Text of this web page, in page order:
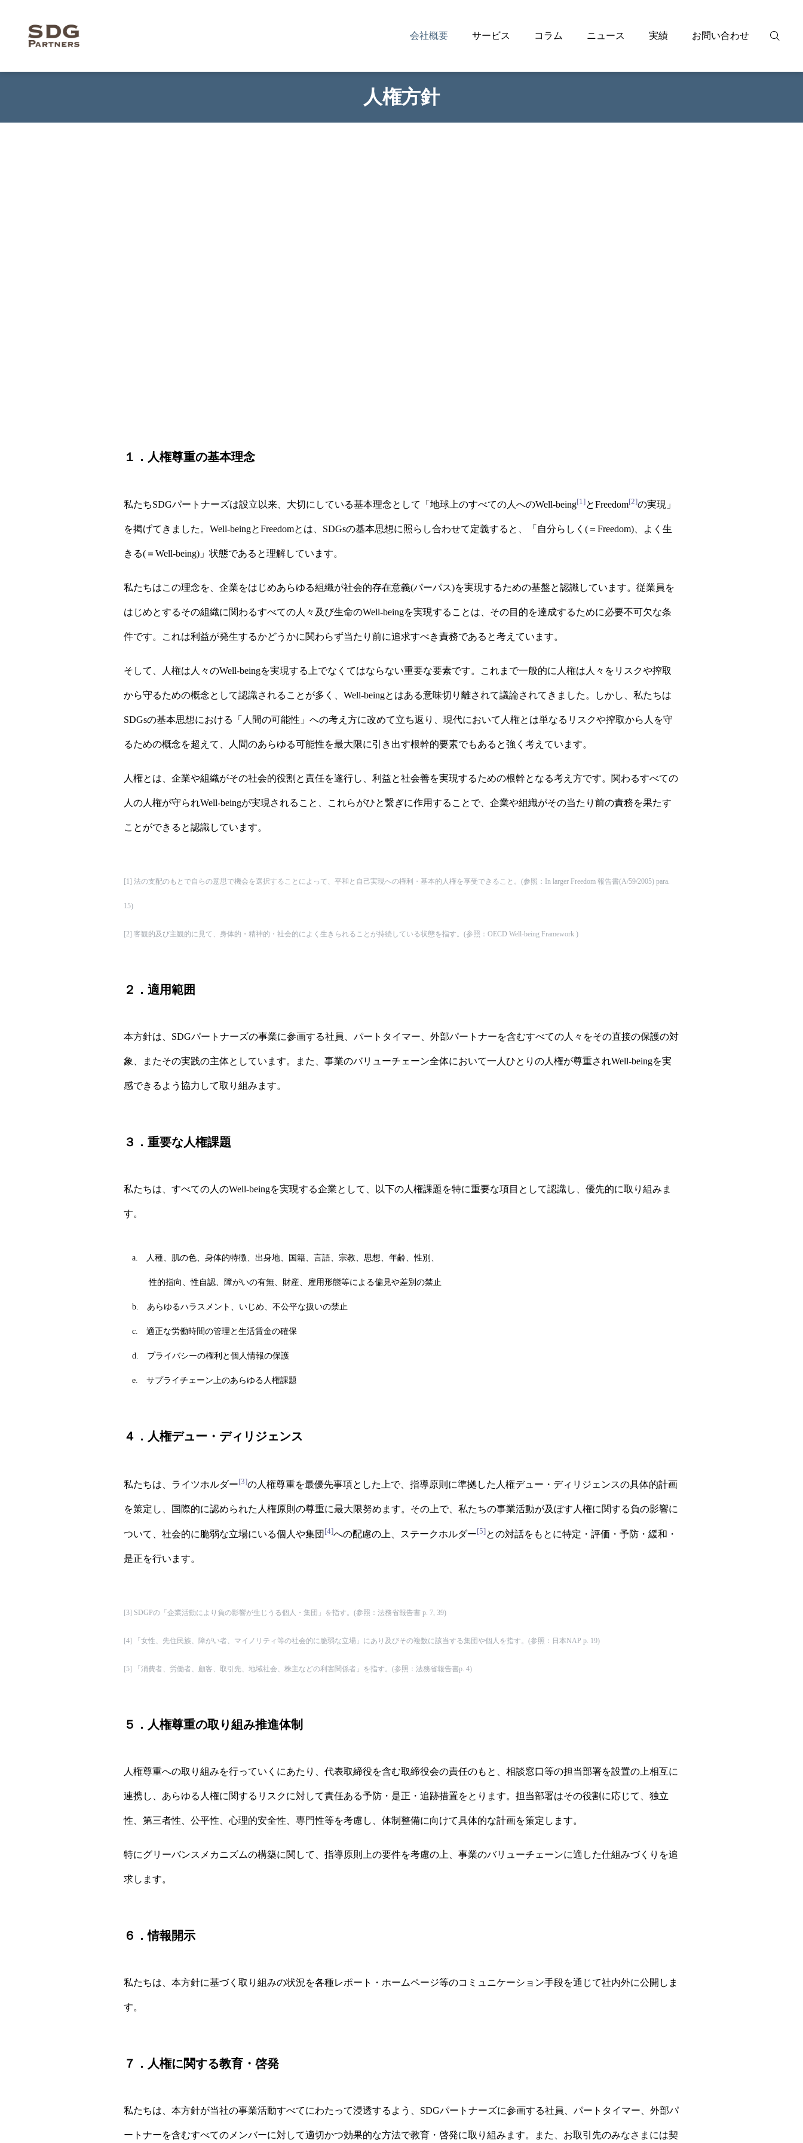
会社概要 サービス コラム ニュース 実績 お問い合わせ
人権方針
１．人権尊重の基本理念
私たちSDGパートナーズは設立以来、大切にしている基本理念として「地球上のすべての人へのWell-being[1]とFreedom[2]の実現」
を掲げてきました。Well-beingとFreedomとは、SDGsの基本思想に照らし合わせて定義すると、「自分らしく(＝Freedom)、よく生
きる(＝Well-being)」状態であると理解しています。
私たちはこの理念を、企業をはじめあらゆる組織が社会的存在意義(パーパス)を実現するための基盤と認識しています。従業員を
はじめとするその組織に関わるすべての人々及び生命のWell-beingを実現することは、その目的を達成するために必要不可欠な条
件です。これは利益が発生するかどうかに関わらず当たり前に追求すべき責務であると考えています。
そして、人権は人々のWell-beingを実現する上でなくてはならない重要な要素です。これまで一般的に人権は人々をリスクや搾取
から守るための概念として認識されることが多く、Well-beingとはある意味切り離されて議論されてきました。しかし、私たちは
SDGsの基本思想における「人間の可能性」への考え方に改めて立ち返り、現代において人権とは単なるリスクや搾取から人を守
るための概念を超えて、人間のあらゆる可能性を最大限に引き出す根幹的要素でもあると強く考えています。
人権とは、企業や組織がその社会的役割と責任を遂行し、利益と社会善を実現するための根幹となる考え方です。関わるすべての
人の人権が守られWell-beingが実現されること、これらがひと繋ぎに作用することで、企業や組織がその当たり前の責務を果たす
ことができると認識しています。
[1] 法の支配のもとで自らの意思で機会を選択することによって、平和と自己実現への権利・基本的人権を享受できること。(参照：In larger Freedom 報告書(A/59/2005) para.
15)
[2] 客観的及び主観的に見て、身体的・精神的・社会的によく生きられることが持続している状態を指す。(参照： OECD Well-being Framework )
２．適用範囲
本方針は、SDGパートナーズの事業に参画する社員、パートタイマー、外部パートナーを含むすべての人々をその直接の保護の対
象、またその実践の主体としています。また、事業のバリューチェーン全体において一人ひとりの人権が尊重されWell-beingを実
感できるよう協力して取り組みます。
３．重要な人権課題
私たちは、すべての人のWell-beingを実現する企業として、以下の人権課題を特に重要な項目として認識し、優先的に取り組みま
す。
a. 人種、肌の色、身体的特徴、出身地、国籍、言語、宗教、思想、年齢、性別、
性的指向、性自認、障がいの有無、財産、雇用形態等による偏見や差別の禁止
b. あらゆるハラスメント、いじめ、不公平な扱いの禁止
c. 適正な労働時間の管理と生活賃金の確保
d. プライバシーの権利と個人情報の保護
e. サプライチェーン上のあらゆる人権課題
４．人権デュー・ディリジェンス
私たちは、ライツホルダー[3]の人権尊重を最優先事項とした上で、指導原則に準拠した人権デュー・ディリジェンスの具体的計画
を策定し、国際的に認められた人権原則の尊重に最大限努めます。その上で、私たちの事業活動が及ぼす人権に関する負の影響に
ついて、社会的に脆弱な立場にいる個人や集団 [4]への配慮の上、ステークホルダー[5]との対話をもとに特定・評価・予防・緩和・
是正を行います。
[3] SDGPの「企業活動により負の影響が生じうる個人・集団」を指す。(参照： 法務省報告書 p. 7, 39)
[4] 「女性、先住民族、障がい者、マイノリティ等の社会的に脆弱な立場」にあり及びその複数に該当する集団や個人を指す。(参照： 日本NAP p. 19)
[5] 「消費者、労働者、顧客、取引先、地域社会、株主などの利害関係者」を指す。(参照： 法務省報告書p. 4)
５．人権尊重の取り組み推進体制
人権尊重への取り組みを行っていくにあたり、代表取締役を含む取締役会の責任のもと、相談窓口等の担当部署を設置の上相互に
連携し、あらゆる人権に関するリスクに対して責任ある予防・是正・追跡措置をとります。担当部署はその役割に応じて、独立
性、第三者性、公平性、心理的安全性、専門性等を考慮し、体制整備に向けて具体的な計画を策定します。
特にグリーバンスメカニズムの構築に関して、指導原則上の要件を考慮の上、事業のバリューチェーンに適した仕組みづくりを追
求します。
６．情報開示
私たちは、本方針に基づく取り組みの状況を各種レポート・ホームページ等のコミュニケーション手段を通じて社内外に公開しま
す。
７．人権に関する教育・啓発
私たちは、本方針が当社の事業活動すべてにわたって浸透するよう、SDGパートナーズに参画する社員、パートタイマー、外部パ
ートナーを含むすべてのメンバーに対して適切かつ効果的な方法で教育・啓発に取り組みます。また、お取引先のみなさまには契